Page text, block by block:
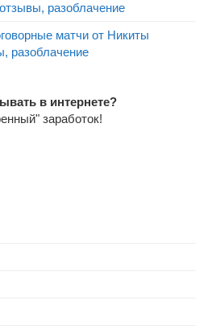
разоблачение
матчи от Никиты
разоблачение
в интернете?
заработок!